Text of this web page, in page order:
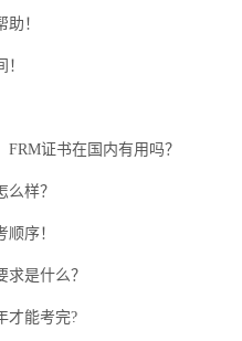
！
证书在国内有用吗？
样？
序！
是什么？
才能考完?